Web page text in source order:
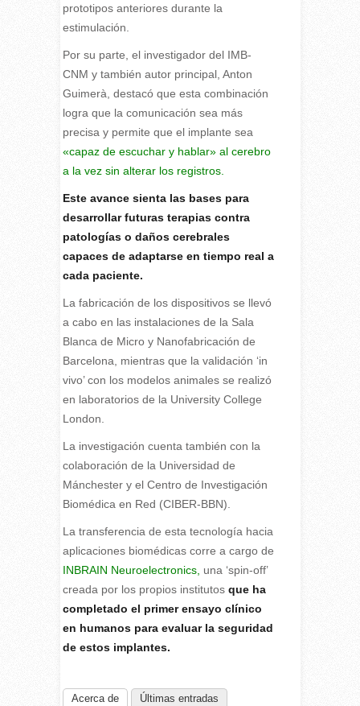
prototipos anteriores durante la
estimulación.
Por su parte, el investigador del IMB-
CNM y también autor principal, Anton
Guimerà, destacó que esta combinación
logra que la comunicación sea más
precisa y permite que el implante sea
«capaz de escuchar y hablar» al cerebro
a la vez sin alterar los registros.
Este avance sienta las bases para
desarrollar futuras terapias contra
patologías o daños cerebrales
capaces de adaptarse en tiempo real a
cada paciente.
La fabricación de los dispositivos se llevó
a cabo en las instalaciones de la Sala
Blanca de Micro y Nanofabricación de
Barcelona, mientras que la validación ‘in
vivo’ con los modelos animales se realizó
en laboratorios de la University College
London.
La investigación cuenta también con la
colaboración de la Universidad de
Mánchester y el Centro de Investigación
Biomédica en Red (CIBER-BBN).
La transferencia de esta tecnología hacia
aplicaciones biomédicas corre a cargo de
INBRAIN Neuroelectronics, una ‘spin-off’
creada por los propios institutos que ha
completado el primer ensayo clínico
en humanos para evaluar la seguridad
de estos implantes.
Acerca de Últimas entradas